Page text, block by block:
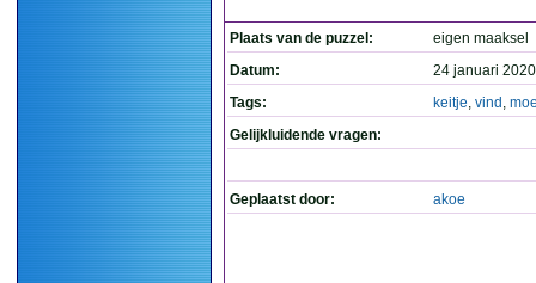
Plaats van de puzzel:
eigen maaksel
Datum:
24 januari
Tags:
keitje, vind ,
Gelijkluidende vragen:
Geplaatst door: akoe